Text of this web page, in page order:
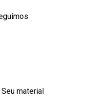
material